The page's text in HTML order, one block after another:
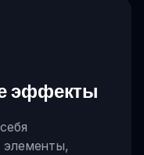
эффекты
элементы,